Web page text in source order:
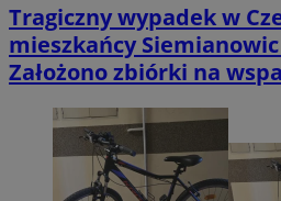
Tragiczny wypadek w
mieszkańcy
Założono zbiórki na